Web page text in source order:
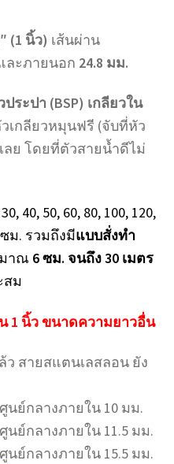
(1 นิ้ว) เส้นผ่าน
ละภายนอก 24.8 มม.
ประปา (BSP) เกลียวใน
เกลียวหมุนฟรี (จับที่หัว
ลย โดยที่ตัวสายน้ำดีไม่
40, 50, 60, 80, 100, 120,
ซม. รวมถึงมีแบบสั่งทำ
าณ 6 ซม. จนถึง 30 เมตร
สม
1 นิ้ว ขนาดความยาวอื่น
ว สายสแตนเลสลอน ยัง
นย์กลางภายใน 10 มม.
นย์กลางภายใน 11.5 มม.
นย์กลางภายใน 15.5 มม.